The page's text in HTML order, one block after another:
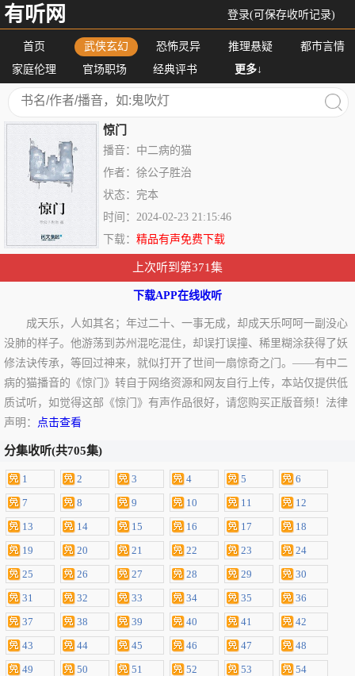
有听网 登录(可保存收听记录)
首页 武侠玄幻 恐怖灵异 推理悬疑
都市言情
家庭伦理
官场职场 经典评书 更多↓
惊门
播音：中二病的猫
作者：徐公子胜治
状态：完本
时间：2024-02-23 21:15:46
下载： 精品有声免费下载
上次听到第371集
下载APP在线收听
成天乐，人如其名；年过二十、一事无成，却成天乐呵呵一副没心
没肺的样子。他游荡到苏州混吃混住，却误打误撞、稀里糊涂获得了妖
修法诀传承，等回过神来，就似打开了世间一扇惊奇之门。——有中二
病的猫播音的《惊门》转自于网络资源和网友自行上传，本站仅提供低
质试听，如觉得这部《惊门》有声作品很好，请您购买正版音频！法律
声明： 点击查看
分集收听(共705集)
1 2 3 4 5
6
7
8 9 10 11
12
13
14 15 16 17
18
19
20 21 22 23
24
25
26 27 28 29
30
31
32 33 34 35
36
37
38 39 40 41
42
43
44 45 46 47
48
49
50 51 52 53
54